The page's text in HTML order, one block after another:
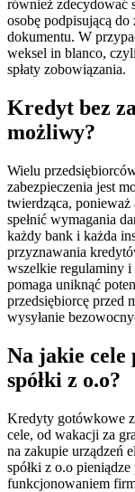
również zdecydować
osobę podpisującą
dokumentu. W
weksel in blanco,
spłaty zobowiązania.
Kredyt bez
możliwy?
Wielu
zabezpieczenia jest
twierdząca,
spełnić wymagania
każdy bank i każda
przyznawania
wszelkie regulaminy i
pomaga uniknąć
przedsiębiorcę przed
wysyłanie
Na jakie cele
spółki z o.o?
Kredyty gotówkowe
cele, od wakacji za
na zakupie urządzeń
spółki z o.o
funkcjonowaniem